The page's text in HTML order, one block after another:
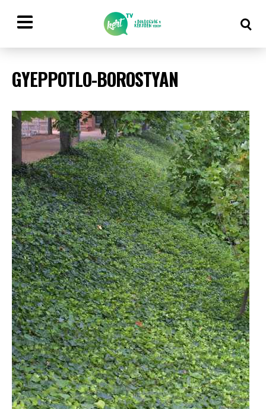
GYEPPOTLO-BOROSTYAN